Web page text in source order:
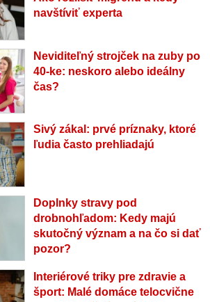
navštíviť experta
Neviditeľný strojček na zuby po
40-ke: neskoro alebo ideálny
čas?
Sivý zákal: prvé príznaky, ktoré
ľudia často prehliadajú
Doplnky stravy pod
drobnohľadom: Kedy majú
skutočný význam a na čo si dať
pozor?
Interiérové triky pre zdravie a
šport: Malé domáce telocvične